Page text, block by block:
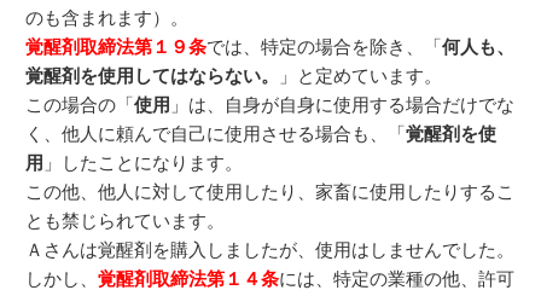
のも含まれます）。
覚醒剤取締法第１９条では、特定の場合を除き、「何人も、
覚醒剤を使用してはならない。
」と定めています。
この場合の「使用 」は、自身が自身に使用する場合だけでな
く、他人に頼んで自己に使用させる場合も、「覚醒剤を使
用 」したことになります。
この他、他人に対して使用したり、家畜に使用したりするこ
とも禁じられています。
Ａさんは覚醒剤を購入しましたが、使用はしませんでした。
しかし、覚醒剤取締法第１４条には、特定の業種の他、許可